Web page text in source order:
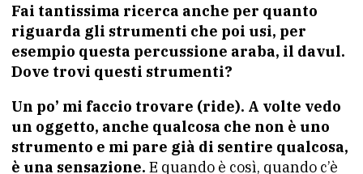
Fai tantissima ricerca anche per quanto
riguarda gli strumenti che poi usi, per
esempio questa percussione araba, il davul.
Dove trovi questi strumenti?
Un po’ mi faccio trovare (ride). A volte vedo
un oggetto, anche qualcosa che non è uno
strumento e mi pare già di sentire qualcosa,
è una sensazione. E quando è così, quando c’è